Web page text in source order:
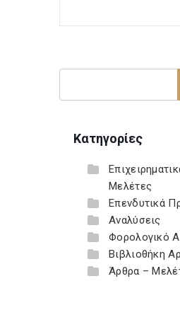
Κατηγορίες
Μελέτες
Επενδυτικά
Αναλύσεις
Φορολογικό
Βιβλιοθήκη
Άρθρα –